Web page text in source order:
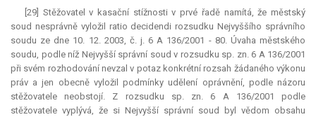
[29] Stěžovatel v kasační stížnosti v prvé řadě namítá, že městský
soud nesprávně vyložil ratio decidendi rozsudku Nejvyššího správního
soudu ze dne 10. 12. 2003, č. j. 6 A 136/2001 - 80. Úvaha městského
soudu, podle níž Nejvyšší správní soud v rozsudku sp. zn. 6 A 136/2001
při svém rozhodování nevzal v potaz konkrétní rozsah žádaného výkonu
práv a jen obecně vyložil podmínky udělení oprávnění, podle názoru
stěžovatele neobstojí. Z rozsudku sp. zn. 6 A 136/2001 podle
stěžovatele vyplývá, že si Nejvyšší správní soud byl vědom obsahu